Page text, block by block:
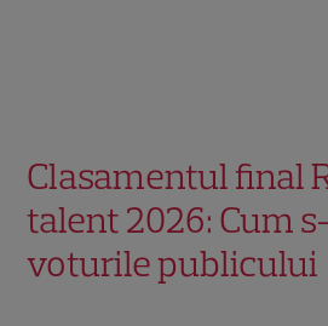
Clasamentul final
talent 2026: Cum
voturile publicului